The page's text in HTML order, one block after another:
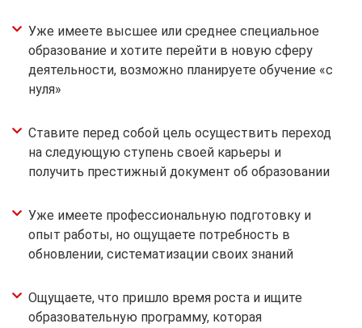
Уже имеете высшее или среднее специальное
образование и хотите перейти в новую сферу
деятельности, возможно планируете обучение «с
нуля»
Ставите перед собой цель осуществить переход
на следующую ступень своей карьеры и
получить престижный документ об образовании
Уже имеете профессиональную подготовку и
опыт работы, но ощущаете потребность в
обновлении, систематизации своих знаний
Ощущаете, что пришло время роста и ищите
образовательную программу, которая